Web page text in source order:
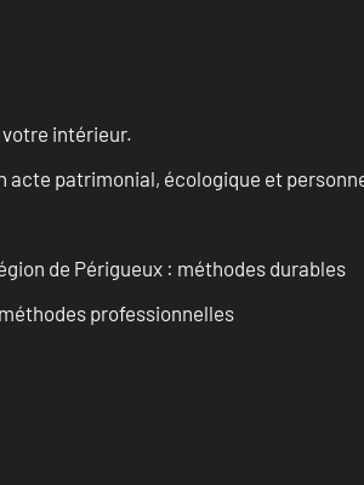
intérieur.
acte patrimonial, écologique et
de Périgueux : méthodes durables
professionnelles